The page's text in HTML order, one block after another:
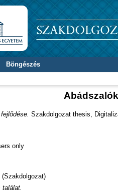
Böngészés
Szakdolgozat thesis,
only
találat.